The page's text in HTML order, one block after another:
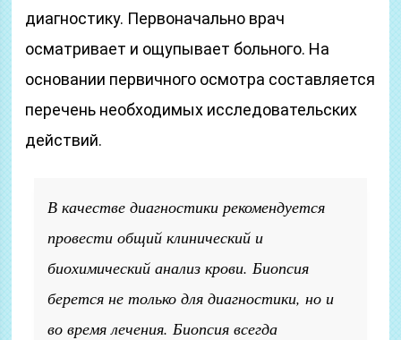
диагностику. Первоначально врач
осматривает и ощупывает больного. На
основании первичного осмотра составляется
перечень необходимых исследовательских
действий.
В качестве диагностики рекомендуется
провести общий клинический и
биохимический анализ крови. Биопсия
берется не только для диагностики, но и
во время лечения. Биопсия всегда